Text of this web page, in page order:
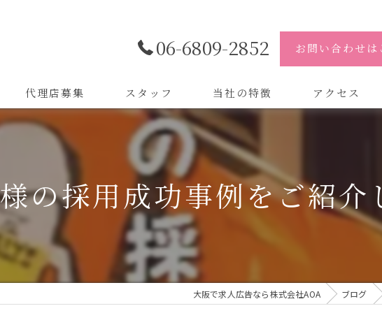
06-6809-2852 お問い合わせは
代理店募集 スタッフ 当社の特徴
代理店
制作
バイトル
アクセス
株式会社AOA
の採用成功事例をご紹介
大阪で求人広告なら株式会社AOA ブログ